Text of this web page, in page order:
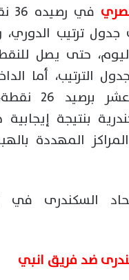
جدول ترتيب
الترتيب، أما
المركز
بنتيجة
المهددة
السكندرى في
ضد فريق انبي